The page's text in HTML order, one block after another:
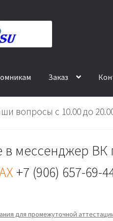
Заказ
вопросы с 10.00 до
мессенджер ВК
+7 (906) 657-69-
для промежуточной